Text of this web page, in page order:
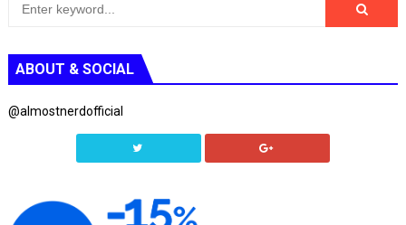
ABOUT & SOCIAL
@almostnerdofficial